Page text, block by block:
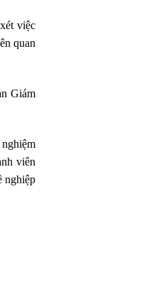
việc
quan
Giám
viên
nghiệp